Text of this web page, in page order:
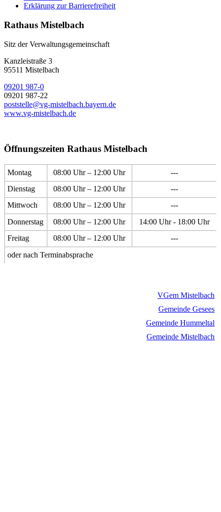
Erklärung zur Barrierefreiheit
Rathaus Mistelbach
Sitz der Verwaltungsgemeinschaft
Kanzleistraße 3
95511 Mistelbach
09201 987-0
09201 987-22
poststelle@vg-mistelbach.bayern.de
www.vg-mistelbach.de
Öffnungszeiten Rathaus Mistelbach
Montag 08:00 Uhr – 12:00 Uhr
---
Dienstag
08:00 Uhr – 12:00 Uhr
---
Mittwoch
08:00 Uhr – 12:00 Uhr
---
Donnerstag
08:00 Uhr – 12:00 Uhr
14:00 Uhr - 18:00 Uhr
Freitag
08:00 Uhr – 12:00 Uhr
---
oder nach Terminabsprache
VGem Mistelbach
Gemeinde Gesees
Gemeinde Hummeltal
Gemeinde Mistelbach